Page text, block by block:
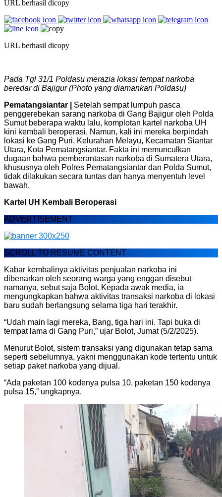
URL berhasil dicopy
URL berhasil dicopy
Pada Tgl 31/1 Poldasu merazia lokasi tempat narkoba
beredar di Bajigur (Photo yang diamankan Poldasu)
Pematangsiantar |
Setelah sempat lumpuh pasca
penggerebekan sarang narkoba di Gang Bajigur oleh Polda
Sumut beberapa waktu lalu, komplotan kartel narkoba UH
kini kembali beroperasi. Namun, kali ini mereka berpindah
lokasi ke Gang Puri, Kelurahan Melayu, Kecamatan Siantar
Utara, Kota Pematangsiantar. Fakta ini memunculkan
dugaan bahwa pemberantasan narkoba di Sumatera Utara,
khususnya oleh Polres Pematangsiantar dan Polda Sumut,
tidak dilakukan secara tuntas dan hanya menyentuh level
bawah.
Kartel UH Kembali Beroperasi
ADVERTISEMENT
SCROLL TO RESUME CONTENT
Kabar kembalinya aktivitas penjualan narkoba ini
dibenarkan oleh seorang warga yang enggan disebut
namanya, sebut saja Bolot. Kepada awak media, ia
mengungkapkan bahwa aktivitas transaksi narkoba di lokasi
baru sudah berlangsung selama tiga hari terakhir.
“Udah main lagi mereka, Bang, tiga hari ini. Tapi buka di
tempat lama di Gang Puri,” ujar Bolot, Jumat (5/2/2025).
Menurut Bolot, sistem transaksi yang digunakan tetap sama
seperti sebelumnya, yakni menggunakan kode tertentu untuk
setiap paket narkoba yang dijual.
“Ada paketan 100 kodenya pulsa 10, paketan 150 kodenya
pulsa 15,” ungkapnya.